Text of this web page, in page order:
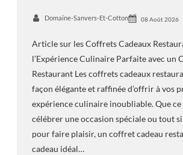
Domaine-Sanvers-Et-Cotton 08 Août 2026
Article sur les Coffrets Cadeaux
l’Expérience Culinaire Parfaite avec un
Restaurant Les coffrets cadeaux
façon élégante et raffinée d’offrir à vos
expérience culinaire inoubliable. Que
célébrer une occasion spéciale ou tout
pour faire plaisir, un coffret cadeau
cadeau idéal…